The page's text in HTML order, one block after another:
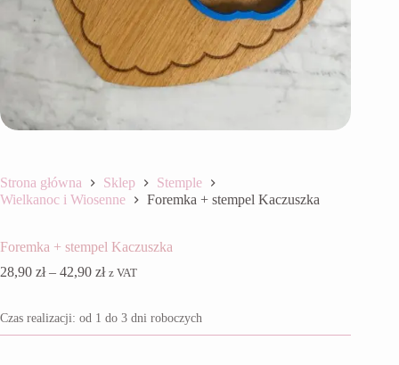
Strona główna Sklep
Stemple
Wielkanoc i Wiosenne
Foremka + stempel Kaczuszka
Foremka + stempel Kaczuszka
28,90 zł – 42,90 złZakres
28,90 zł
do
z VAT
Czas realizacji: od 1 do 3 dni roboczych